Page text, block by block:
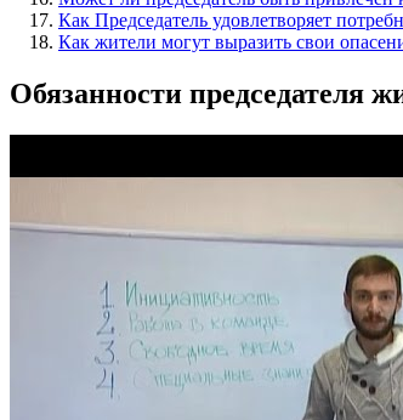
Как Председатель удовлетворяет
Как жители могут выразить свои
Обязанности председателя